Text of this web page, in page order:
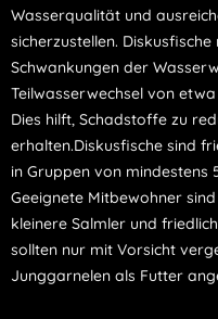
Wasserqualität und
sicherzustellen.
Schwankungen der
Teilwasserwechsel von
Dies hilft, Schadstoffe zu
erhalten.Diskusfische sind
in Gruppen von mindestens
Geeignete Mitbewohner
kleinere Salmler und
sollten nur mit Vorsicht
Junggarnelen als Futter